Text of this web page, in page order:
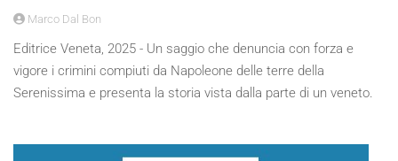
Marco Dal Bon
Editrice Veneta, 2025 - Un saggio che denuncia con forza e
vigore i crimini compiuti da Napoleone delle terre della
Serenissima e presenta la storia vista dalla parte di un veneto.